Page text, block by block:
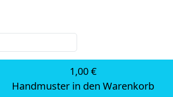
1,00 €
Handmuster in den Warenkorb